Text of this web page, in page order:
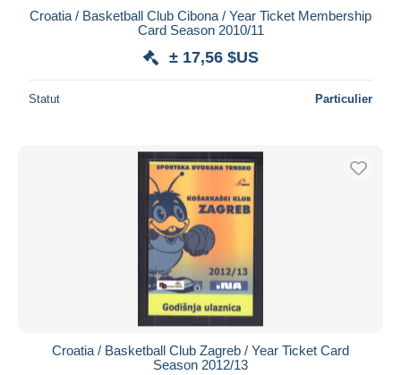
Croatia / Basketball Club Cibona / Year Ticket Membership
Card Season 2010/11
± 17,56 $US
Statut Particulier
Croatia / Basketball Club Zagreb / Year Ticket Card
Season 2012/13